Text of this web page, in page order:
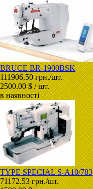
BRUCE BR-1900BSK
111906.50 грн./шт.
2500.00 $ / шт.
в наявності
TYPE SPECIAL S-A10/783
71172.53 грн./шт.